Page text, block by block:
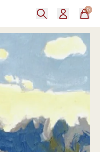
0